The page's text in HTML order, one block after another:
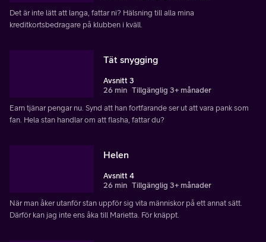
Det är inte lätt att langa, fattar ni? Hälsning till alla mina
kreditkortsbedragare på klubben i kväll.
Tät snygging
Avsnitt 3
26 min Tillgänglig 3+ månader
Earn tjänar pengar nu. Synd att han fortfarande ser ut att vara pank som
fan. Hela stan handlar om att flasha, fattar du?
Helen
Avsnitt 4
26 min Tillgänglig 3+ månader
När man åker utanför stan uppför sig vita människor på ett annat sätt.
Därför kan jag inte ens åka till Marietta. För knäppt.